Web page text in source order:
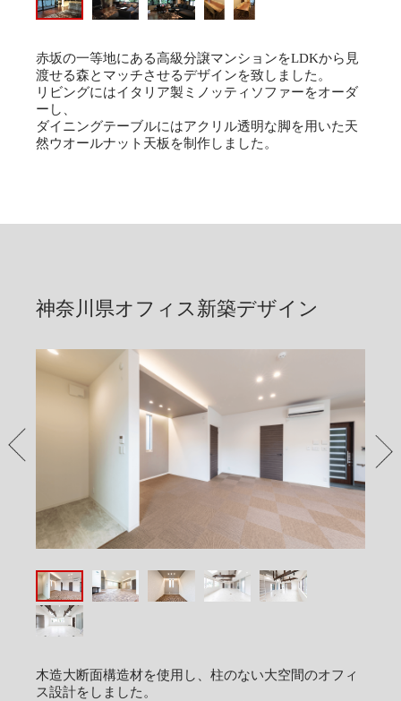
赤坂の一等地にある高級分譲マンションをLDKから見
渡せる森とマッチさせるデザインを致しました。
リビングにはイタリア製ミノッティソファーをオーダ
ーし、
ダイニングテーブルにはアクリル透明な脚を用いた天
然ウオールナット天板を制作しました。
神奈川県オフィス新築デザイン
木造大断面構造材を使用し、柱のない大空間のオフィ
ス設計をしました。